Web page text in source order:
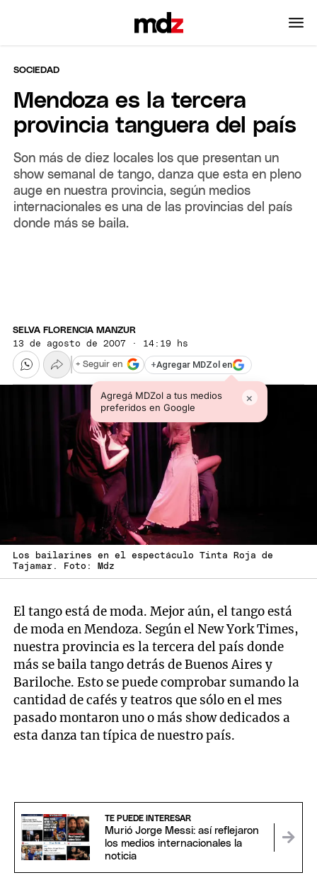
SOCIEDAD
Mendoza es la tercera
provincia tanguera del país
Son más de diez locales los que presentan un
show semanal de tango, danza que esta en pleno
auge en nuestra provincia, según medios
internacionales es una de las provincias del país
donde más se baila.
SELVA FLORENCIA MANZUR
13 de agosto de 2007 · 14:19 hs
+Agregar MDZol en
Agregá MDZol a tus medios
preferidos en Google
×
+ Seguir en
Los bailarines en el espectáculo Tinta Roja de
Tajamar. Foto: Mdz
El tango está de moda. Mejor aún, el tango está
de moda en Mendoza. Según el New York Times,
nuestra provincia es la tercera del país donde
más se baila tango detrás de Buenos Aires y
Bariloche. Esto se puede comprobar sumando la
cantidad de cafés y teatros que sólo en el mes
pasado montaron uno o más show dedicados a
esta danza tan típica de nuestro país.
TE PUEDE INTERESAR
Murió Jorge Messi: así reflejaron
los medios internacionales la
noticia